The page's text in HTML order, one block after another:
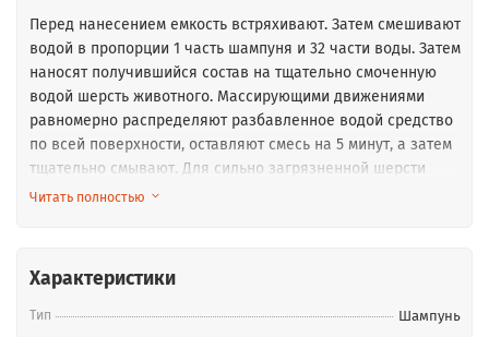
Перед нанесением емкость встряхивают. Затем смешивают
водой в пропорции 1 часть шампуня и 32 части воды. Затем
наносят получившийся состав на тщательно смоченную
водой шерсть животного. Массирующими движениями
равномерно распределяют разбавленное водой средство
по всей поверхности, оставляют смесь на 5 минут, а затем
тщательно смывают. Для сильно загрязненной шерсти
процедуру можно повторить.
произошел, тщательно промойте чистой теплой водой.
Смесь запрещено наносить на сухую шерсть.
Читать полностью
Характеристики
Тип Шампунь